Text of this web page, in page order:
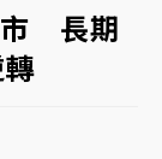
致歉：機會
大雨特報、各
市 長期